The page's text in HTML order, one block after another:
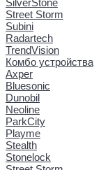
SilverStone
Street Storm
Subini
Radartech
TrendVision
Комбо устройства
Axper
Bluesonic
Dunobil
Neoline
ParkCity
Playme
Stealth
Stonelock